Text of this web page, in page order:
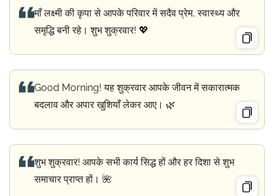
माँ लक्ष्मी की कृपा से आपके परिवार में सदैव प्रेम, स्वास्थ्य और
समृद्धि बनी रहे। शुभ शुक्रवार! 💖
Good Morning! यह शुक्रवार आपके जीवन में सकारात्मक
बदलाव और अपार खुशियाँ लेकर आए। 🌿
शुभ शुक्रवार! आपके सभी कार्य सिद्ध हों और हर दिशा से शुभ
समाचार प्राप्त हों। 🌺